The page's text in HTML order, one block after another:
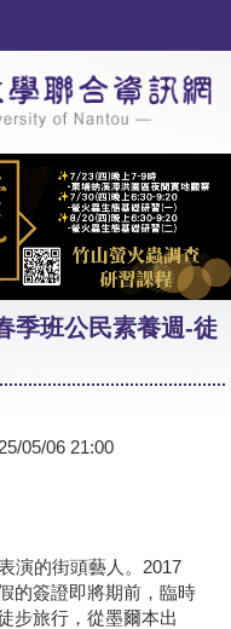
季班公民素養週-徒
05/06 21:00
演的街頭藝人。2017
的簽證即將期前，臨時
步旅行，從墨爾本出